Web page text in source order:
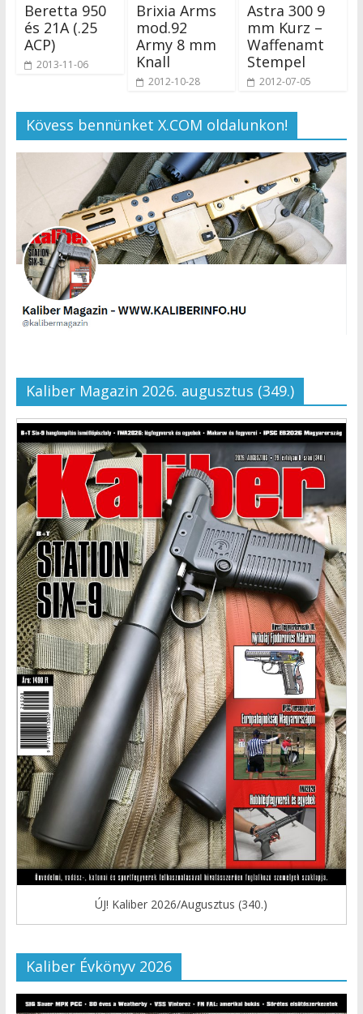
Beretta 950
és 21A (.25
ACP)
2013-11-06
Brixia Arms
mod.92
Army 8 mm
Knall
2012-10-28
Astra 300 9
mm Kurz –
Waffenamt
Stempel
2012-07-05
Kövess bennünket X.COM oldalunkon!
Kaliber Magazin 2026. augusztus (349.)
ÚJ! Kaliber 2026/Augusztus (340.)
Kaliber Évkönyv 2026